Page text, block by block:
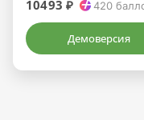
10493 ₽ 420
Демоверсия